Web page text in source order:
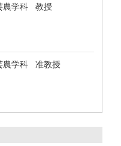
農学科 教授
農学科 准教授